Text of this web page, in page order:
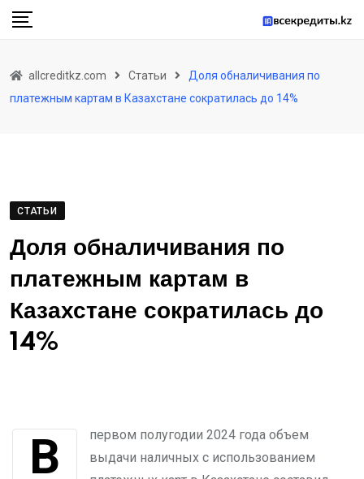
Skip
allcreditkz.com Статьи
Доля обналичивания по
платежным картам в Казахстане сократилась до 14%
СТАТЬИ
Доля обналичивания по
платежным картам в
Казахстане сократилась до
14%
В первом полугодии 2024 года объем
выдачи наличных с использованием